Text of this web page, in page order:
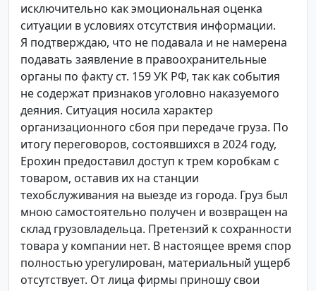
исключительно как эмоциональная оценка
ситуации в условиях отсутствия информации.
Я подтверждаю, что не подавала и не намерена
подавать заявление в правоохранительные
органы по факту ст. 159 УК РФ, так как события
не содержат признаков уголовно наказуемого
деяния. Ситуация носила характер
организационного сбоя при передаче груза. По
итогу переговоров, состоявшихся в 2024 году,
Ерохин предоставил доступ к трем коробкам с
товаром, оставив их на станции
техобслуживания на выезде из города. Груз был
мною самостоятельно получен и возвращен на
склад грузовладельца. Претензий к сохранности
товара у компании нет. В настоящее время спор
полностью урегулирован, материальный ущерб
отсутствует. От лица фирмы приношу свои